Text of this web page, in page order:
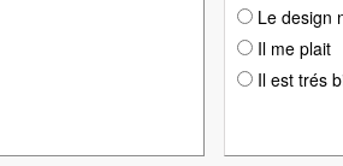
Le design
Il me plait
Il est trés